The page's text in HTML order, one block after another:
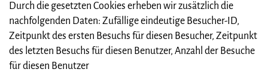
Durch die gesetzten Cookies erheben wir zusätzlich die
nachfolgenden Daten: Zufällige eindeutige Besucher-ID,
Zeitpunkt des ersten Besuchs für diesen Besucher, Zeitpunkt
des letzten Besuchs für diesen Benutzer, Anzahl der Besuche
für diesen Benutzer